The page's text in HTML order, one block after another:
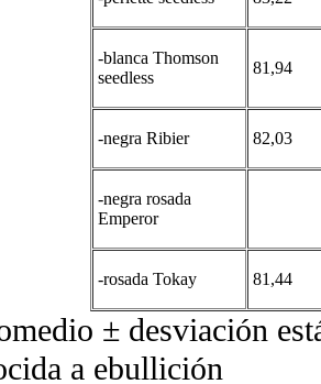
-blanca Thomson
seedless
81,94
-negra Ribier 82,03
-negra rosada
Emperor
-rosada Tokay 81,44
± desviación
a ebullición